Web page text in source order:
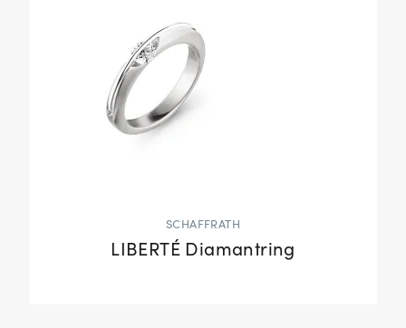
SCHAFFRATH
LIBERTÉ Diamantring